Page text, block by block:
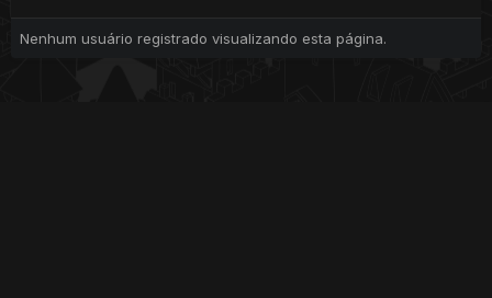
Nenhum usuário registrado visualizando esta página.